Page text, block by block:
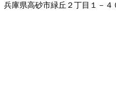
兵庫県高砂市緑丘２丁目１－４